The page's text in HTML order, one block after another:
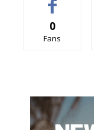
0
Fans